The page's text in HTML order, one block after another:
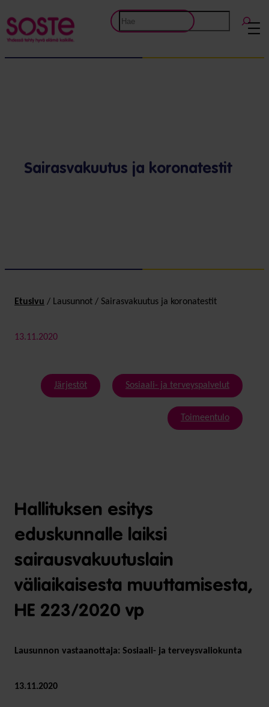
Etsi
Sairasvakuutus ja koronatestit
Etusivu / Lausunnot / Sairasvakuutus ja koronatestit
13.11.2020
Järjestöt Sosiaali- ja terveyspalvelut
Toimeentulo
Hallituksen esitys
eduskunnalle laiksi
sairausvakuutuslain
väliaikaisesta muuttamisesta,
HE 223/2020 vp
Lausunnon vastaanottaja: Sosiaali- ja terveysvaliokunta
13.11.2020